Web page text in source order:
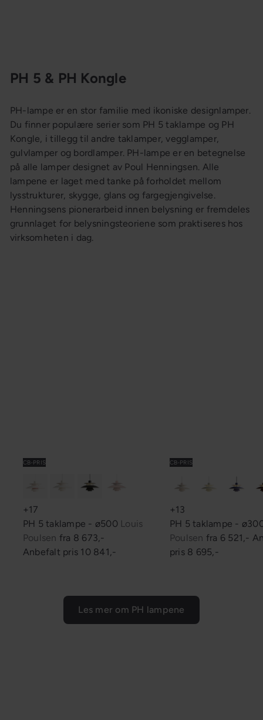
PH 5 & PH Kongle
PH-lampe er en stor familie med ikoniske designlamper.
Du finner populære serier som PH 5 taklampe og PH
Kongle, i tillegg til andre taklamper, vegglamper,
gulvlamper og bordlamper. PH-lampe er en betegnelse
på alle lamper designet av Poul Henningsen. Alle
lampene er laget med tanke på forholdet mellom
lysstrukturer, skygge, glans og fargegjengivelse.
Henningsens pionerarbeid innen belysning er fremdeles
grunnlaget for belysningsteoriene som praktiseres hos
virksomheten i dag.
CB-PRIS
+17
PH 5 taklampe - ø500 Louis
Poulsen fra 8 673,-
Anbefalt pris 10 841,-
CB-PRIS
+13
PH 5 taklampe -
Poulsen fra 6 521,-
pris 8 695,-
Les mer om PH lampene